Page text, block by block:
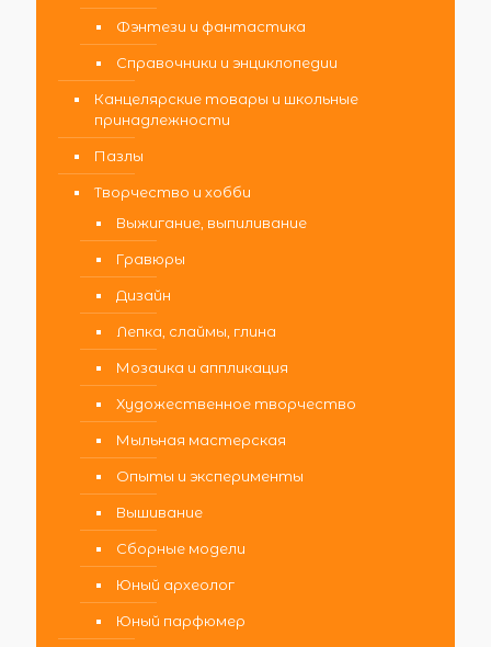
Фэнтези и фантастика
Справочники и энциклопедии
Канцелярские товары и школьные
принадлежности
Пазлы
Творчество и хобби
Выжигание, выпиливание
Гравюры
Дизайн
Лепка, слаймы, глина
Мозаика и аппликация
Художественное творчество
Мыльная мастерская
Опыты и эксперименты
Вышивание
Сборные модели
Юный археолог
Юный парфюмер